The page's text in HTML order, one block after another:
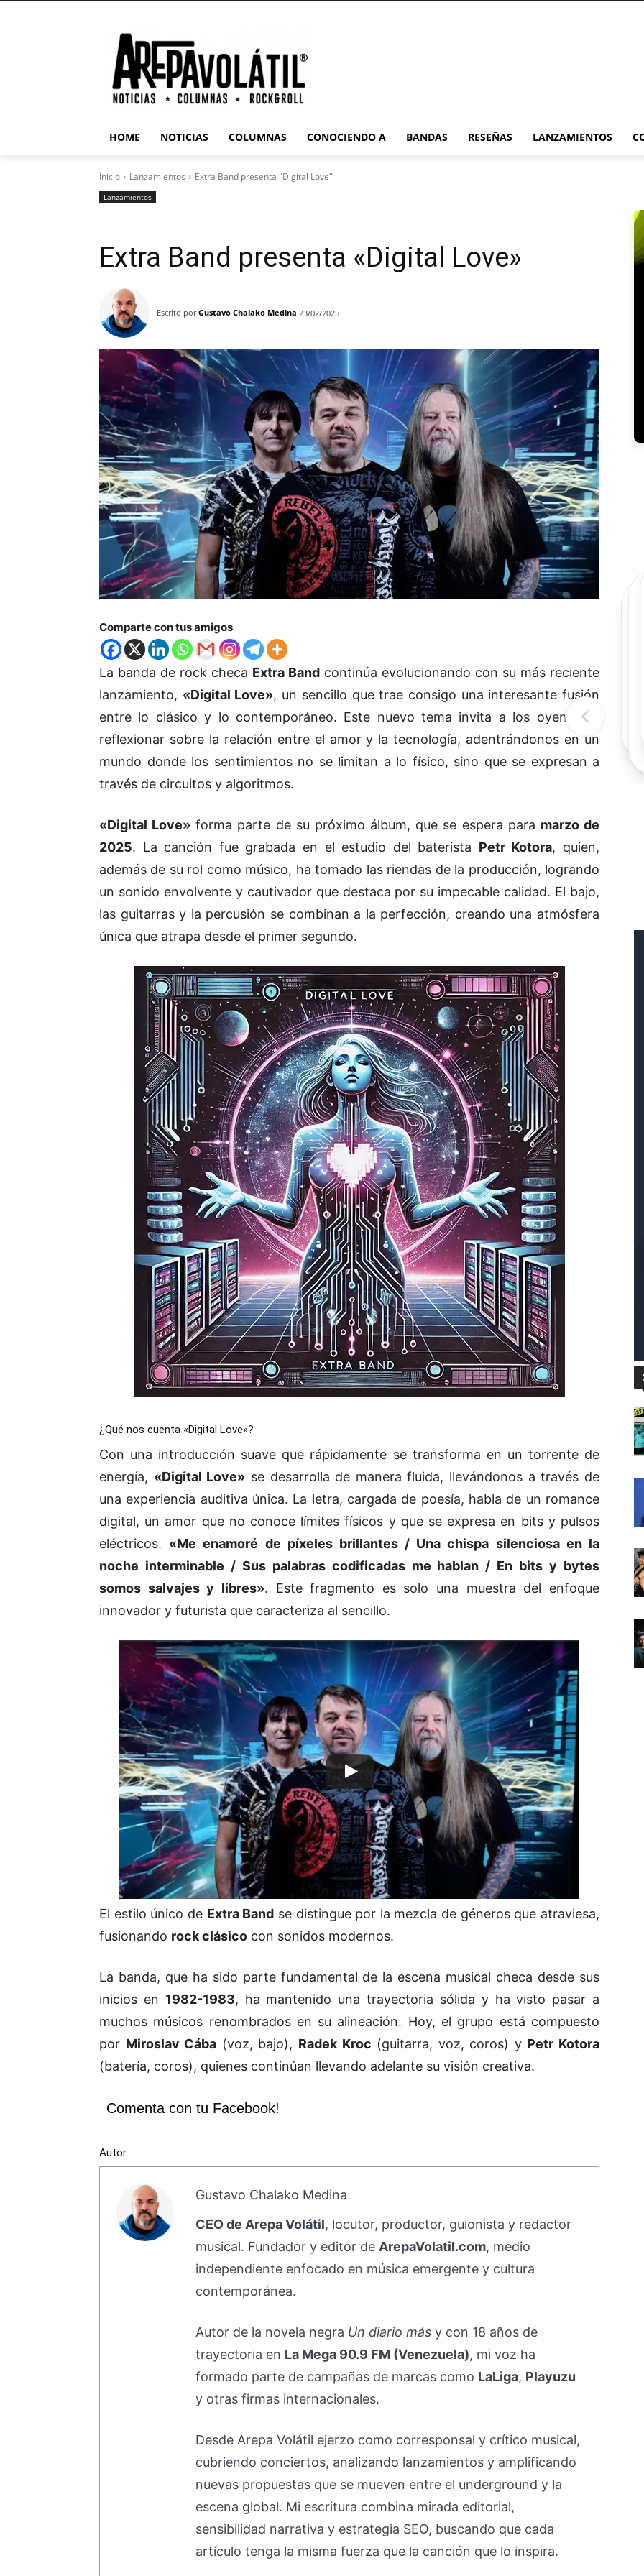
HOME NOTICIAS COLUMNAS CONOCIENDO A BANDAS RESEÑAS LANZAMIENTOS
Inicio Lanzamientos Extra Band presenta "Digital Love"
Lanzamientos
Extra Band presenta «Digital Love»
Escrito por Gustavo Chalako Medina 23/02/2025
Comparte con tus amigos
La banda de rock checa Extra Band continúa evolucionando con su más reciente
lanzamiento, «Digital Love», un sencillo que trae consigo una interesante fusión
entre lo clásico y lo contemporáneo. Este nuevo tema invita a los oyentes a
reflexionar sobre la relación entre el amor y la tecnología, adentrándonos en un
mundo donde los sentimientos no se limitan a lo físico, sino que se expresan a
través de circuitos y algoritmos.
«Digital Love» forma parte de su próximo álbum, que se espera para marzo de
2025. La canción fue grabada en el estudio del baterista Petr Kotora, quien,
además de su rol como músico, ha tomado las riendas de la producción, logrando
un sonido envolvente y cautivador que destaca por su impecable calidad. El bajo,
las guitarras y la percusión se combinan a la perfección, creando una atmósfera
única que atrapa desde el primer segundo.
¿Qué nos cuenta «Digital Love»?
Con una introducción suave que rápidamente se transforma en un torrente de
energía, «Digital Love» se desarrolla de manera fluida, llevándonos a través de
una experiencia auditiva única. La letra, cargada de poesía, habla de un romance
digital, un amor que no conoce límites físicos y que se expresa en bits y pulsos
eléctricos. «Me enamoré de píxeles brillantes / Una chispa silenciosa en la
noche interminable / Sus palabras codificadas me hablan / En bits y bytes
somos salvajes y libres». Este fragmento es solo una muestra del enfoque
innovador y futurista que caracteriza al sencillo.
El estilo único de Extra Band se distingue por la mezcla de géneros que atraviesa,
fusionando rock clásico con sonidos modernos.
La banda, que ha sido parte fundamental de la escena musical checa desde sus
inicios en 1982-1983, ha mantenido una trayectoria sólida y ha visto pasar a
muchos músicos renombrados en su alineación. Hoy, el grupo está compuesto
por Miroslav Cába (voz, bajo), Radek Kroc (guitarra, voz, coros) y Petr Kotora
(batería, coros), quienes continúan llevando adelante su visión creativa.
Comenta con tu Facebook!
Autor
Gustavo Chalako Medina
CEO de Arepa Volátil, locutor, productor, guionista y redactor
musical. Fundador y editor de ArepaVolatil.com, medio
independiente enfocado en música emergente y cultura
contemporánea.
Autor de la novela negra Un diario másy con 18 años de
trayectoria en La Mega 90.9 FM (Venezuela), mi voz ha
formado parte de campañas de marcas como LaLiga, Playuzu
y otras firmas internacionales.
Desde Arepa Volátil ejerzo como corresponsal y crítico musical,
cubriendo conciertos, analizando lanzamientos y amplificando
nuevas propuestas que se mueven entre el underground y la
escena global. Mi escritura combina mirada editorial,
sensibilidad narrativa y estrategia SEO, buscando que cada
artículo tenga la misma fuerza que la canción que lo inspira.